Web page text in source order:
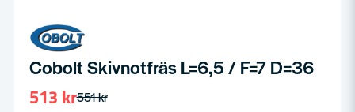
Cobolt Skivnotfräs L=6,5 / F=7 D=36
551 kr
513 kr